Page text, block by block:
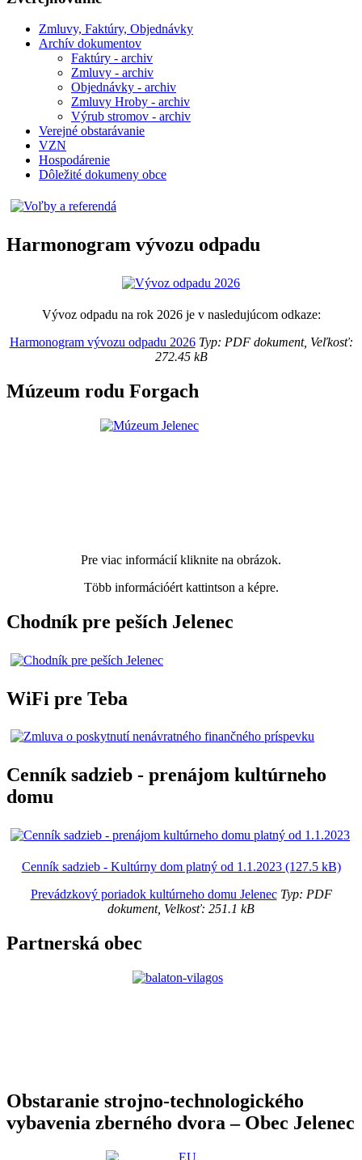
Zmluvy, Faktúry, Objednávky
Archív dokumentov
Faktúry - archiv
Zmluvy - archiv
Objednávky - archiv
Zmluvy Hroby - archiv
Výrub stromov - archiv
Verejné obstarávanie
VZN
Hospodárenie
Dôležité dokumeny obce
Harmonogram vývozu odpadu
Vývoz odpadu na rok 2026 je v nasledujúcom odkaze:
Harmonogram vývozu odpadu 2026Typ: PDF dokument, Veľkosť:
272.45 kB
Múzeum rodu Forgach
Pre viac informácií kliknite na obrázok.
Több információért kattintson a képre.
Chodník pre peších Jelenec
WiFi pre Teba
Cenník sadzieb - prenájom kultúrneho
domu
Cenník sadzieb - Kultúrny dom platný od 1.1.2023 (127.5 kB)
Prevádzkový poriadok kultúrneho domu JelenecTyp: PDF
dokument, Velkosť: 251.1 kB
Partnerská obec
Obstaranie strojno-technologického
vybavenia zberného dvora – Obec Jelenec